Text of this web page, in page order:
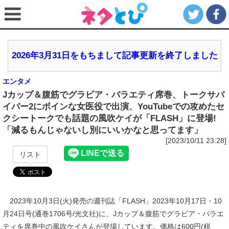
2026年3月31日をもちまして記事更新を終了しました
エンタメ
Jカップ＆腹筋でグラビア・バラエティ席巻、トークサバ
イバー2にボインな女医役で出演、YouTubeでの攻めたセ
クシートークでも話題の風吹ケイが「FLASH」に登場!
「減るもんじゃないし別にいいかなと思ってます」
[2023/10/11 23:28]
リスト
2023年10月3日(火)発売の週刊誌「FLASH」2023年10月17日・10
月24日号(通巻1706号/光文社)に、Jカップ＆腹筋でグラビア・バラエ
ティを席巻中の風吹ケイさんが登場しています。価格は600円(税